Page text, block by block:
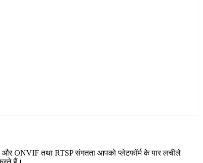
और ONVIF तथा RTSP संगतता आपको प्लेटफॉर्म के पार लचीले